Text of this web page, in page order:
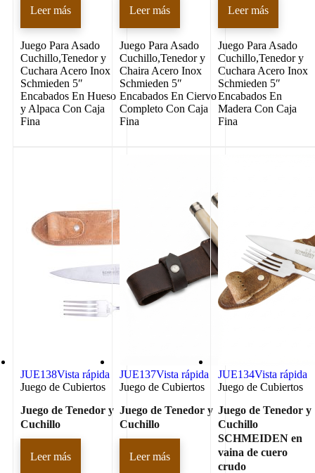
Leer más
Juego Para Asado
Cuchillo,Tenedor y
Cuchara Acero Inox
Schmieden 5″
Encabados En Hueso
y Alpaca Con Caja
Fina
Leer más
Juego Para Asado
Cuchillo,Tenedor y
Chaira Acero Inox
Schmieden 5″
Encabados En Ciervo
Completo Con Caja
Fina
Leer más
Juego Para Asado
Cuchillo,Tenedor y
Cuchara Acero Inox
Schmieden 5″
Encabados En
Madera Con Caja
Fina
JUE138Vista rápida
Juego de Cubiertos
Juego de Tenedor y
Cuchillo
Leer más
JUE137Vista rápida
Juego de Cubiertos
Juego de Tenedor y
Cuchillo
Leer más
JUE134Vista rápida
Juego de Cubiertos
Juego de Tenedor y
Cuchillo
SCHMEIDEN en
vaina de cuero
crudo